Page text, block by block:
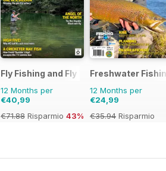
Fly Fishing and Fly Tying
12 Months per
€40,99
€71.88 Risparmio 43%
Freshwater
12 Months per
€24,99
€35.94 Risparmio